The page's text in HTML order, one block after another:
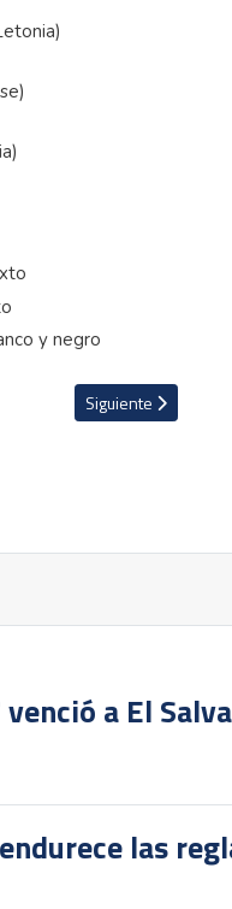
en lista preliminar de
Artículo siguiente:
Siguiente
a El
las